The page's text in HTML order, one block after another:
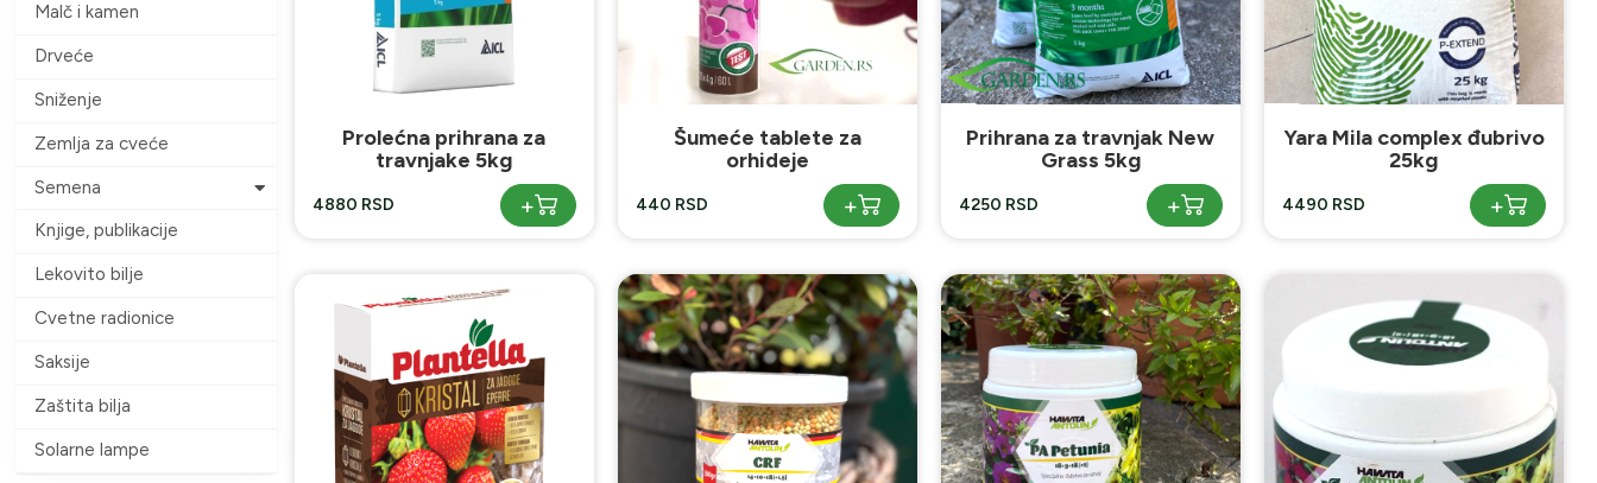
Malč i kamen
Drveće
Sniženje
Zemlja za cveće
Semena
Knjige, publikacije
Lekovito bilje
Cvetne radionice
Saksije
Zaštita bilja
Solarne lampe
Prolećna prihrana za
travnjake 5kg
4880 RSD +
Šumeće tablete za
orhideje
440 RSD +
Prihrana za travnjak New
Grass 5kg
4250 RSD +
Yara Mila complex đubrivo
25kg
4490 RSD +